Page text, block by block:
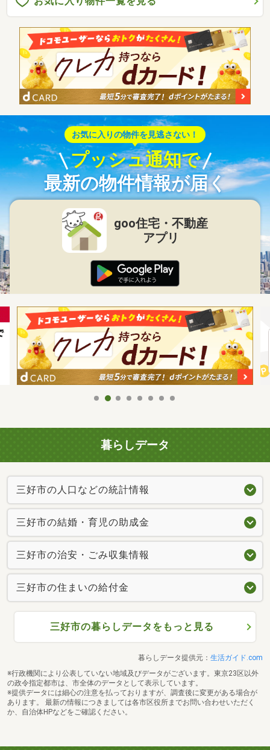
お気に入りの物件を見逃さない！
プッシュ通知で
最新の物件情報が届く
goo住宅・不動産
アプリ
暮らしデータ
三好市の人口などの統計情報
三好市の結婚・育児の助成金
三好市の治安・ごみ収集情報
三好市の住まいの給付金
三好市の暮らしデータをもっと見る
暮らしデータ提供元： 生活ガイド.com
※行政機関により公表していない地域及びデータがございます。東京23区以外
の政令指定都市は、市全体のデータとして表示しています。
※提供データには細心の注意を払っておりますが、調査後に変更がある場合が
あります。 最新の情報につきましては各市区役所までお問い合わせいただく
か、自治体HPなどをご確認ください。